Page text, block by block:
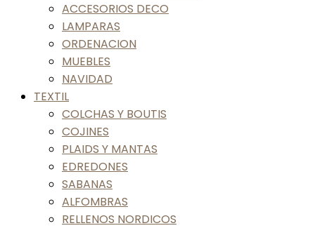
ACCESORIOS DECO
LAMPARAS
ORDENACION
MUEBLES
NAVIDAD
TEXTIL
COLCHAS Y BOUTIS
COJINES
PLAIDS Y MANTAS
EDREDONES
SABANAS
ALFOMBRAS
RELLENOS NORDICOS